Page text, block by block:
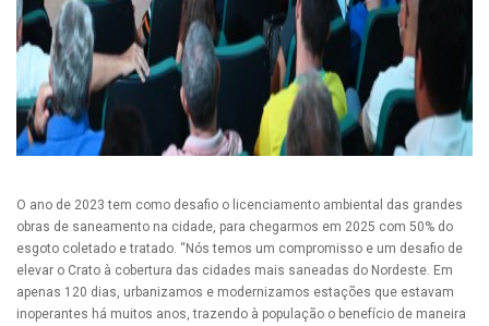
O ano de 2023 tem como desafio o licenciamento ambiental das grandes
obras de saneamento na cidade, para chegarmos em 2025 com 50% do
esgoto coletado e tratado. “Nós temos um compromisso e um desafio de
elevar o Crato à cobertura das cidades mais saneadas do Nordeste. Em
apenas 120 dias, urbanizamos e modernizamos estações que estavam
inoperantes há muitos anos, trazendo à população o benefício de maneira